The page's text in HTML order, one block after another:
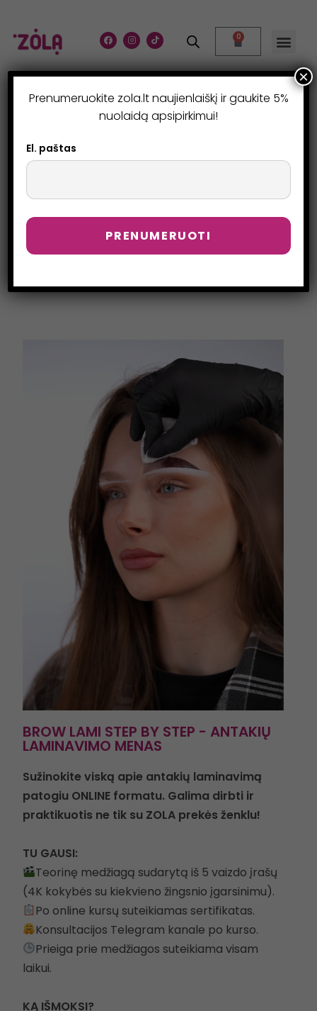
0
MOKYMAI
> Mokymai
ONLINE KURSAI - TAVO
BROW LAMI STEP BY STEP - ANTAKIŲ
LAMINAVIMO MENAS
Sužinokite viską apie antakių laminavimą
patogiu ONLINE formatu. Galima dirbti ir
praktikuotis ne tik su ZOLA prekės ženklu!
TU GAUSI:
Teorinę medžiagą sudarytą iš 5 vaizdo įrašų
(4K kokybės su kiekvieno žingsnio įgarsinimu).
Po online kursų suteikiamas sertifikatas.
Konsultacijos Telegram kanale po kurso.
Prieiga prie medžiagos suteikiama visam
laikui.
KĄ IŠMOKSI?
Prenumeruokite zola.lt naujienlaiškį ir gaukite 5%
nuolaidą apsipirkimui!
El. paštas
×